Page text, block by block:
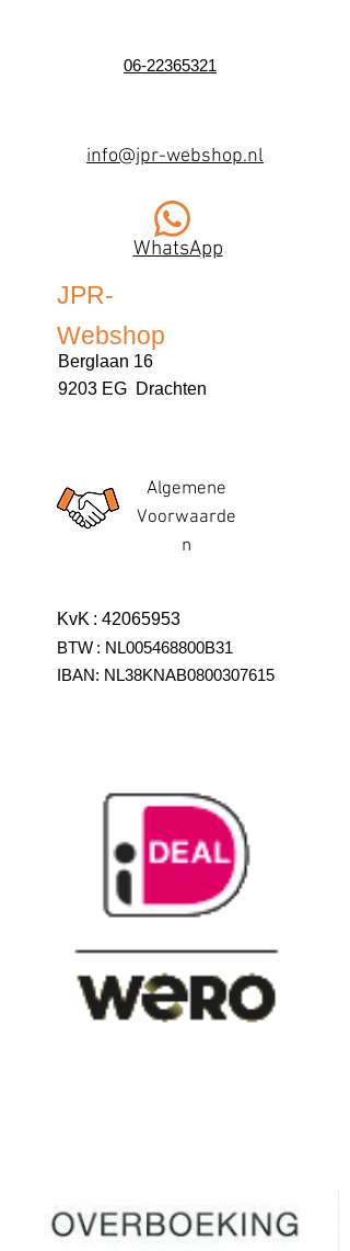
06-22365321
info@jpr-webshop.nl
WhatsApp
JPR-
Webshop
Berglaan 16
9203 EG Drachten
Algemene
Voorwaarde
n
KvK : 42065953
BTW : NL005468800B31
IBAN: NL38KNAB0800307615